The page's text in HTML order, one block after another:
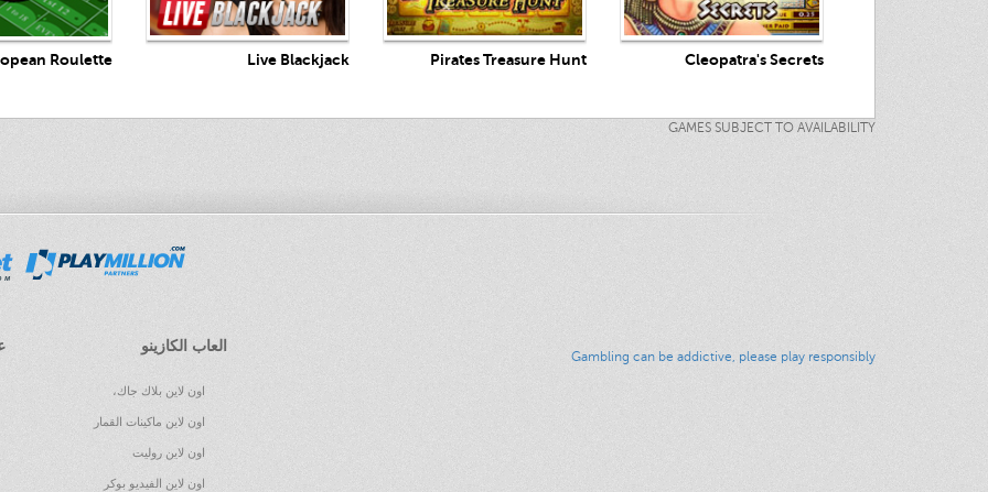
Cleopatra's Secrets
Pirates Treasure Hunt
Live Blackjack
Roulette
GAMES SUBJECT TO AVAILABILITY
العاب الكازينو
اون لاين بلاك جاك،
اون لاين ماكينات القمار
اون لاين روليت
اون لاين الفيديو بوكر
Gambling can be addictive, please play responsibly